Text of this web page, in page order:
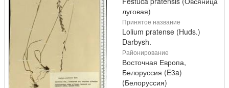
луговая)
Принятое название
Lolium pratense (Huds.)
Darbysh.
Районирование
Восточная Европа,
Белоруссия (E3a)
(Белоруссия)